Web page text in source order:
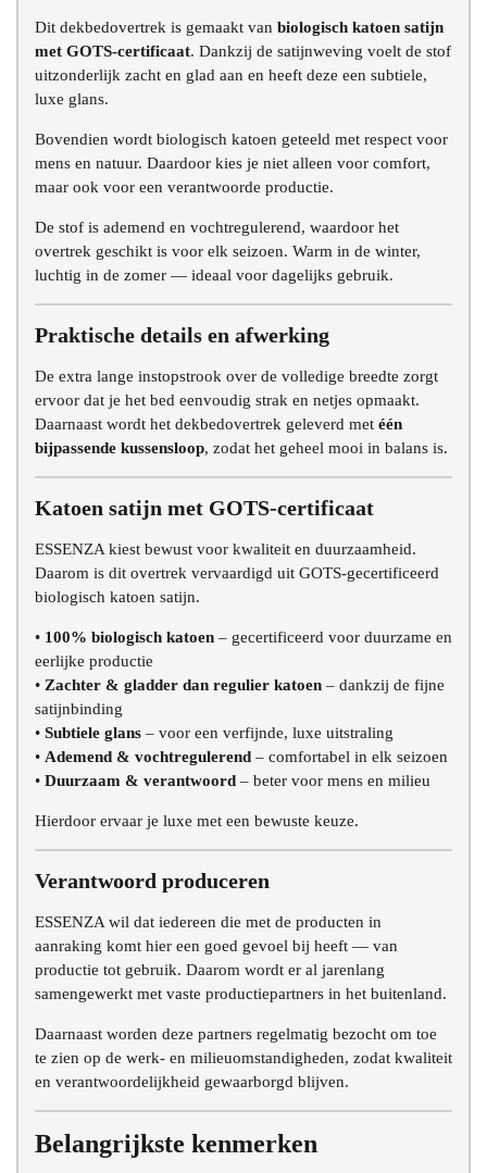
Dit dekbedovertrek is gemaakt van biologisch katoen satijn
met GOTS-certificaat. Dankzij de satijnweving voelt de stof
uitzonderlijk zacht en glad aan en heeft deze een subtiele,
luxe glans.
Bovendien wordt biologisch katoen geteeld met respect voor
mens en natuur. Daardoor kies je niet alleen voor comfort,
maar ook voor een verantwoorde productie.
De stof is ademend en vochtregulerend, waardoor het
overtrek geschikt is voor elk seizoen. Warm in de winter,
luchtig in de zomer — ideaal voor dagelijks gebruik.
Praktische details en afwerking
De extra lange instopstrook over de volledige breedte zorgt
ervoor dat je het bed eenvoudig strak en netjes opmaakt.
Daarnaast wordt het dekbedovertrek geleverd met één
bijpassende kussensloop, zodat het geheel mooi in balans is.
Katoen satijn met GOTS-certificaat
ESSENZA kiest bewust voor kwaliteit en duurzaamheid.
Daarom is dit overtrek vervaardigd uit GOTS-gecertificeerd
biologisch katoen satijn.
• 100% biologisch katoen – gecertificeerd voor duurzame en
eerlijke productie
• Zachter & gladder dan regulier katoen – dankzij de fijne
satijnbinding
• Subtiele glans – voor een verfijnde, luxe uitstraling
• Ademend & vochtregulerend – comfortabel in elk seizoen
• Duurzaam & verantwoord – beter voor mens en milieu
Hierdoor ervaar je luxe met een bewuste keuze.
Verantwoord produceren
ESSENZA wil dat iedereen die met de producten in
aanraking komt hier een goed gevoel bij heeft — van
productie tot gebruik. Daarom wordt er al jarenlang
samengewerkt met vaste productiepartners in het buitenland.
Daarnaast worden deze partners regelmatig bezocht om toe
te zien op de werk- en milieuomstandigheden, zodat kwaliteit
en verantwoordelijkheid gewaarborgd blijven.
Belangrijkste kenmerken